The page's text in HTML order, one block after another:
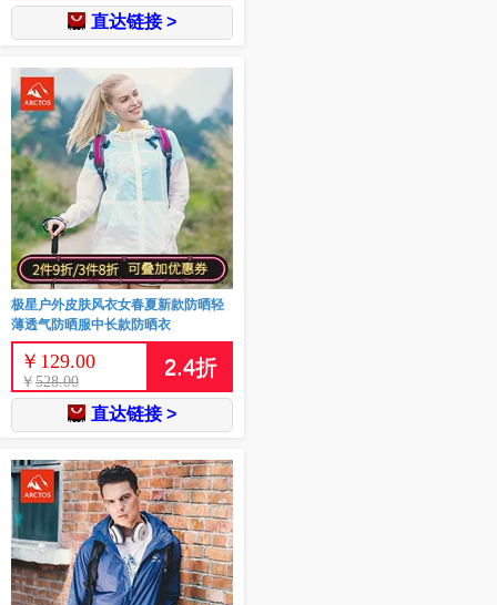
直达链接 >
极星户外皮肤风衣女春夏新款防晒轻
薄透气防晒服中长款防晒衣
￥ 129.00
￥ 528.00
2.4折
直达链接 >